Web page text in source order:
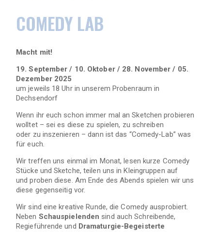
COMEDY LAB
Macht mit!
19. September / 10. Oktober / 28. November / 05.
Dezember 2025
um jeweils 18 Uhr in unserem Probenraum in
Dechsendorf
Wenn ihr euch schon immer mal an Sketchen probieren
wolltet – sei es diese zu spielen, zu schreiben
oder zu inszenieren – dann ist das “Comedy-Lab” was
für euch.
Wir treffen uns einmal im Monat, lesen kurze Comedy
Stücke und Sketche, teilen uns in Kleingruppen auf
und proben diese. Am Ende des Abends spielen wir uns
diese gegenseitig vor.
Wir sind eine kreative Runde, die Comedy ausprobiert.
Neben Schauspielenden sind auch Schreibende,
Regieführende und Dramaturgie-Begeisterte